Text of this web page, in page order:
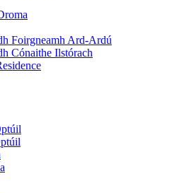
Foirgneamh Ard-Ardú
Cónaithe Ilstórach